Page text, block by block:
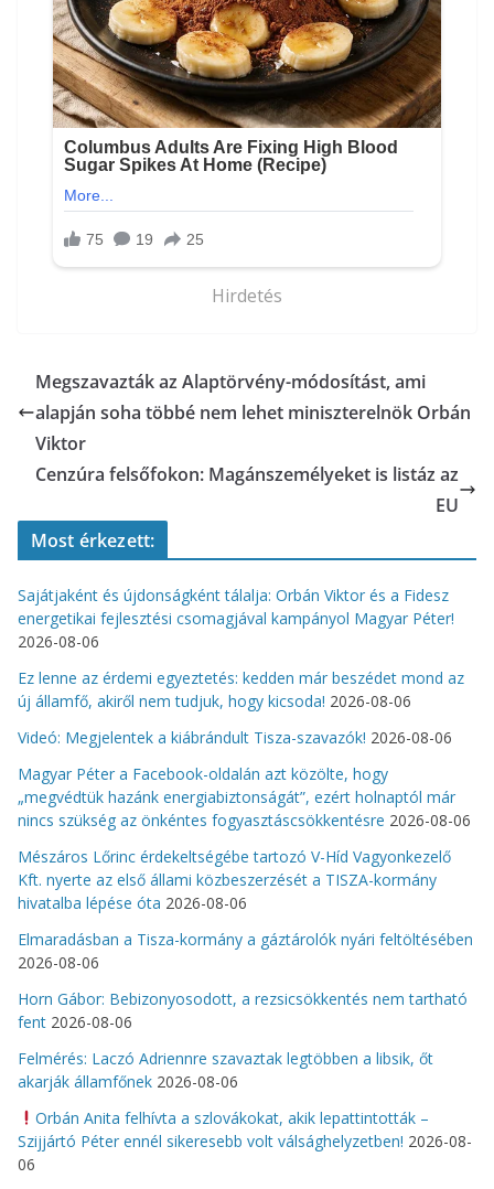
Hirdetés
Megszavazták az Alaptörvény-módosítást, ami
alapján soha többé nem lehet miniszterelnök Orbán
Viktor
Cenzúra felsőfokon: Magánszemélyeket is listáz az
EU
Most érkezett:
Sajátjaként és újdonságként tálalja: Orbán Viktor és a Fidesz
energetikai fejlesztési csomagjával kampányol Magyar Péter!
2026-08-06
Ez lenne az érdemi egyeztetés: kedden már beszédet mond az
új államfő, akiről nem tudjuk, hogy kicsoda! 2026-08-06
Videó: Megjelentek a kiábrándult Tisza-szavazók! 2026-08-06
Magyar Péter a Facebook-oldalán azt közölte, hogy
„megvédtük hazánk energiabiztonságát”, ezért holnaptól már
nincs szükség az önkéntes fogyasztáscsökkentésre 2026-08-06
Mészáros Lőrinc érdekeltségébe tartozó V-Híd Vagyonkezelő
Kft. nyerte az első állami közbeszerzését a TISZA-kormány
hivatalba lépése óta 2026-08-06
Elmaradásban a Tisza-kormány a gáztárolók nyári feltöltésében
2026-08-06
Horn Gábor: Bebizonyosodott, a rezsicsökkentés nem tartható
fent 2026-08-06
Felmérés: Laczó Adriennre szavaztak legtöbben a libsik, őt
akarják államfőnek 2026-08-06
Orbán Anita felhívta a szlovákokat, akik lepattintották –
Szijjártó Péter ennél sikeresebb volt válsághelyzetben! 2026-08-
06